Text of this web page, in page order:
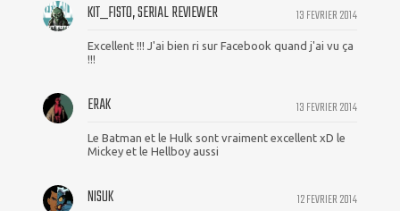
13 FEVRIER 2014
KIT_FISTO, SERIAL REVIEWER
Excellent !!! J'ai bien ri sur Facebook quand j'ai vu ça
!!!
13 FEVRIER 2014
ERAK
Le Batman et le Hulk sont vraiment excellent xD le
Mickey et le Hellboy aussi
12 FEVRIER 2014
NISUK